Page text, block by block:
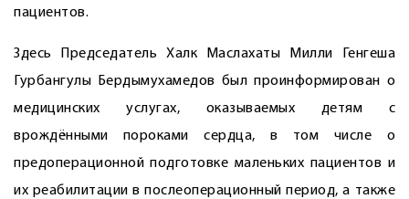
пациентов.
Здесь Председатель Халк Маслахаты Милли Генгеша
Гурбангулы Бердымухамедов был проинформирован о
медицинских услугах, оказываемых детям с
врождёнными пороками сердца, в том числе о
предоперационной подготовке маленьких пациентов и
их реабилитации в послеоперационный период, а также